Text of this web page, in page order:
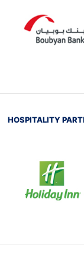
HOSPITALITY